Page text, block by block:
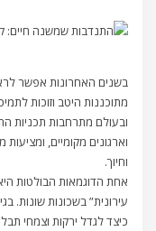
בשנים האחרונות אפשר
מתוכננות היטב וזוכות
ובעולם מתרחבות תכניות
וארגונים מקומיים,
וחיוך.
אחת הדוגמאות הבולטות
עירונית” בשכונות שונות.
כיצד לגדל ירקות וצמחי